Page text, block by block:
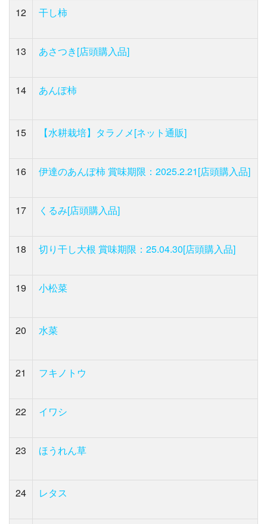
12 干し柿
13 あさつき[店頭購入品]
14 あんぽ柿
15 【水耕栽培】タラノメ[ネット通販]
16 伊達のあんぽ柿 賞味期限：2025.2.21[店頭購入品]
17 くるみ[店頭購入品]
18 切り干し大根 賞味期限：25.04.30[店頭購入品]
19 小松菜
20 水菜
21 フキノトウ
22 イワシ
23 ほうれん草
24 レタス